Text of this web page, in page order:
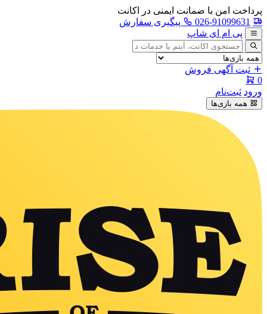
پرداخت امن با ضمانت ایمنی در اکانت
026-91099631
پیگیری سفارش
پی ام ای شاپ
جستجوی
آگهی
ثبت آگهی فروش
0
ورود ثبت‌نام
همه بازی‌ها